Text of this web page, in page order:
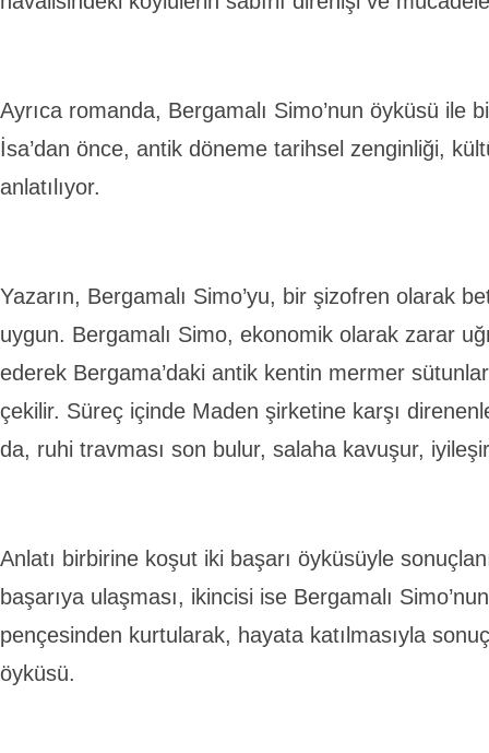
Ayrıca romanda, Bergamalı Simo’nun öyküsü ile
İsa’dan önce, antik döneme tarihsel zenginliği,
anlatılıyor.
Yazarın, Bergamalı Simo’yu, bir şizofren olarak
uygun. Bergamalı Simo, ekonomik olarak zarar
ederek Bergama’daki antik kentin mermer
çekilir. Süreç içinde Maden şirketine karşı
da, ruhi travması son bulur, salaha kavuşur,
Anlatı birbirine koşut iki başarı öyküsüyle
başarıya ulaşması, ikincisi ise Bergamalı
pençesinden kurtularak, hayata katılmasıyla
öyküsü.